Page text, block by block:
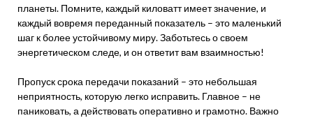
планеты. Помните, каждый киловатт имеет значение, и
каждый вовремя переданный показатель – это маленький
шаг к более устойчивому миру. Заботьтесь о своем
энергетическом следе, и он ответит вам взаимностью!
Пропуск срока передачи показаний – это небольшая
неприятность, которую легко исправить. Главное – не
паниковать, а действовать оперативно и грамотно. Важно